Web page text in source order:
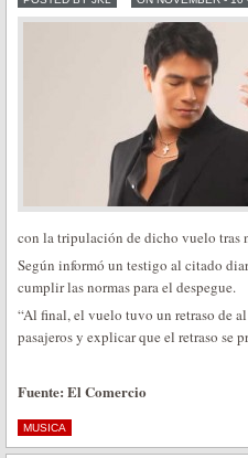
con la tripulación de dicho vuelo tras
Según informó un testigo al citado
cumplir las normas para el despegue.
“Al final, el vuelo tuvo un retraso de
pasajeros y explicar que el retraso se
Fuente: El Comercio
MUSICA